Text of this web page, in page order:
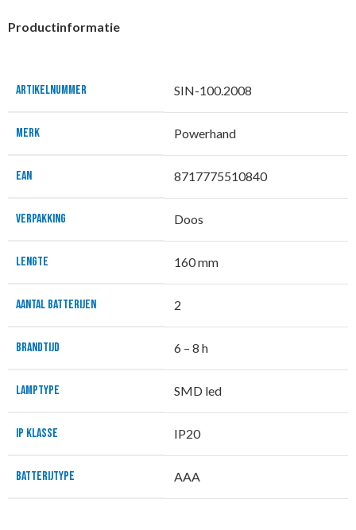
Productinformatie
ARTIKELNUMMER SIN-100.2008
MERK Powerhand
EAN 8717775510840
VERPAKKING Doos
LENGTE 160 mm
AANTAL BATTERIJEN 2
BRANDTIJD 6 – 8 h
LAMPTYPE SMD led
IP KLASSE IP20
BATTERIJTYPE AAA